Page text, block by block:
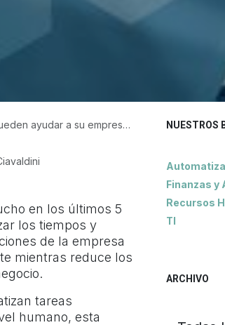
ayudar a su empresa?
en los últimos 5
los tiempos y
de la empresa
mientras reduce los
tareas
humano, esta
NUESTROS
Finanzas y
Recursos
TI
ARCHIVO